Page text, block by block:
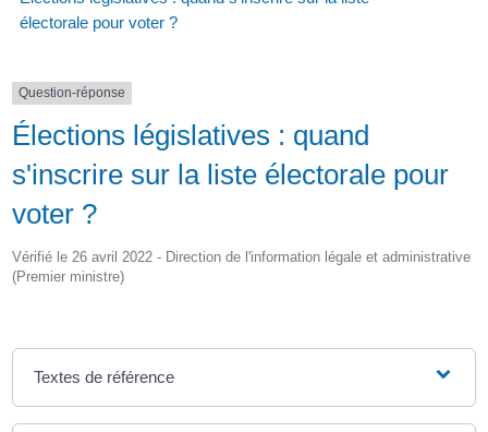
électorale pour voter ?
Question-réponse
Élections législatives : quand
s'inscrire sur la liste électorale pour
voter ?
Vérifié le 26 avril 2022 - Direction de l'information légale et administrative
(Premier ministre)
Textes de référence